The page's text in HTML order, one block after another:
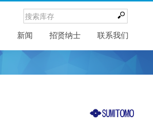
新闻
新闻 招贤纳士 联系我们